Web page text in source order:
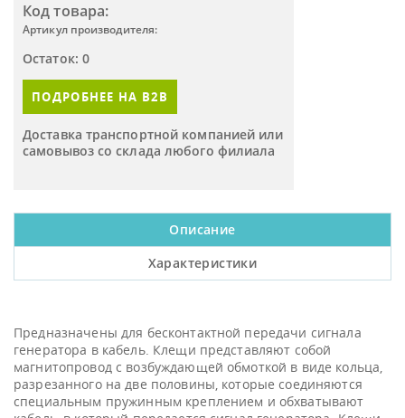
Код товара:
Артикул производителя:
Остаток: 0
ПОДРОБНЕЕ НА B2B
Доставка транспортной компанией или
самовывоз со склада любого филиала
Описание
Характеристики
Предназначены для бесконтактной передачи сигнала
генератора в кабель. Клещи представляют собой
магнитопровод с возбуждающей обмоткой в виде кольца,
разрезанного на две половины, которые соединяются
специальным пружинным креплением и обхватывают